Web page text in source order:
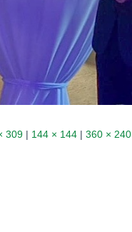
309 | 144 × 144 | 360 × 240